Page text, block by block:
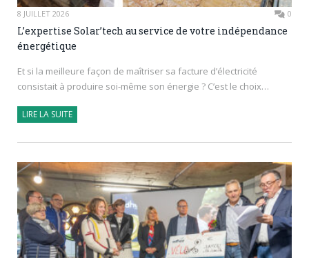
8 JUILLET 2026 0
L’expertise Solar’tech au service de votre indépendance
énergétique
Et si la meilleure façon de maîtriser sa facture d’électricité
consistait à produire soi-même son énergie ? C’est le choix…
LIRE LA SUITE